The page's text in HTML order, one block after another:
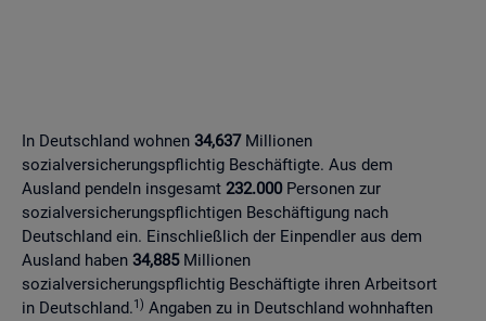
In Deutschland wohnen 34,637Millionen
sozialversicherungspflichtig Beschäftigte. Aus dem
Ausland pendeln insgesamt 232.000Personen zur
sozialversicherungspflichtigen Beschäftigung nach
Deutschland ein. Einschließlich der Einpendler aus dem
Ausland haben 34,885Millionen
sozialversicherungspflichtig Beschäftigte ihren Arbeitsort
in Deutschland.1) Angaben zu in Deutschland wohnhaften